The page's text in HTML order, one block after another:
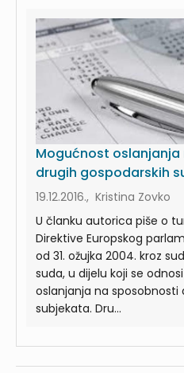
Mogućnost
drugih gospodarskih
19.12.2016., Kristina Zovko
U članku autorica piše o
Direktive Europskog
od 31. ožujka 2004. kroz
suda, u dijelu koji se
oslanjanja na sposobnosti
subjekata. Dru...